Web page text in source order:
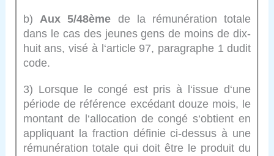
b) Aux 5/48ème de la rémunération totale
dans le cas des jeunes gens de moins de dix-
huit ans, visé à l‘article 97, paragraphe 1 dudit
code.
3) Lorsque le congé est pris à l‘issue d‘une
période de référence excédant douze mois, le
montant de l‘allocation de congé s‘obtient en
appliquant la fraction définie ci-dessus à une
rémunération totale qui doit être le produit du